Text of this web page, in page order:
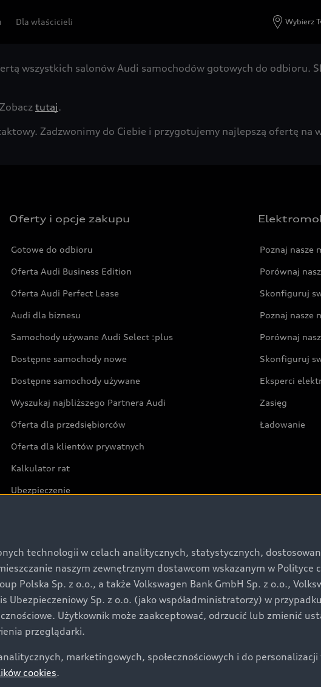
Dla właścicieli Wybierz
wszystkich salonów Audi samochodów gotowych do odbioru.
tutaj.
Zadzwonimy do Ciebie i przygotujemy najlepszą ofertę na
Oferty i opcje zakupu
Gotowe do odbioru
Oferta Audi Business Edition
Oferta Audi Perfect Lease
Audi dla biznesu
Samochody używane Audi Select :plus
Dostępne samochody nowe
Dostępne samochody używane
Wyszukaj najbliższego Partnera Audi
Oferta dla przedsiębiorców
Oferta dla klientów prywatnych
Kalkulator rat
Ubezpieczenie
Audi exclusive
Poznaj nasze
Porównaj
Skonfiguruj
Poznaj nasze
Porównaj
Skonfiguruj
Eksperci
Zasięg
Ładowanie
Świat Audi
Aktualności i historie postępu
Audi Nuvolari
technologii w celach analitycznych, statystycznych,
naszym zewnętrznym dostawcom wskazanym w Polityce
Polska Sp. z o.o., a także Volkswagen Bank GmbH Sp. z o.o.,
Ubezpieczeniowy Sp. z o.o. (jako współadministratorzy) w
Użytkownik może zaakceptować, odrzucić lub zmienić
przeglądarki.
marketingowych, społecznościowych i do
cookies.